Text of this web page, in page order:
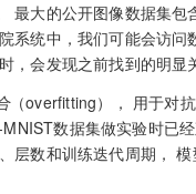
最大的公开图像数据集
系统中，我们可能会访问
会发现之前找到的明显
（overfitting）， 用于对
数据集做实验时已经
层数和训练迭代周期，